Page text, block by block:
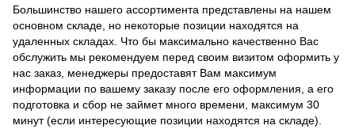
Большинство нашего ассортимента представлены на нашем
основном складе, но некоторые позиции находятся на
удаленных складах. Что бы максимально качественно Вас
обслужить мы рекомендуем перед своим визитом оформить у
нас заказ, менеджеры предоставят Вам максимум
информации по вашему заказу после его оформления, а его
подготовка и сбор не займет много времени, максимум 30
минут (если интересующие позиции находятся на складе).